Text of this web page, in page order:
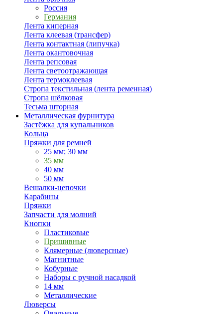
Россия
Германия
Лента киперная
Лента клеевая (трансфер)
Лента контактная (липучка)
Лента окантовочная
Лента репсовая
Лента светоотражающая
Лента термоклеевая
Стропа текстильная (лента ременная)
Стропа шёлковая
Тесьма шторная
Металлическая фурнитура
Застёжка для купальников
Кольца
Пряжки для ремней
25 мм; 30 мм
35 мм
40 мм
50 мм
Вешалки-цепочки
Карабины
Пряжки
Запчасти для молний
Кнопки
Пластиковые
Пришивные
Клямерные (люверсные)
Магнитные
Кобурные
Наборы с ручной насадкой
14 мм
Металлические
Люверсы